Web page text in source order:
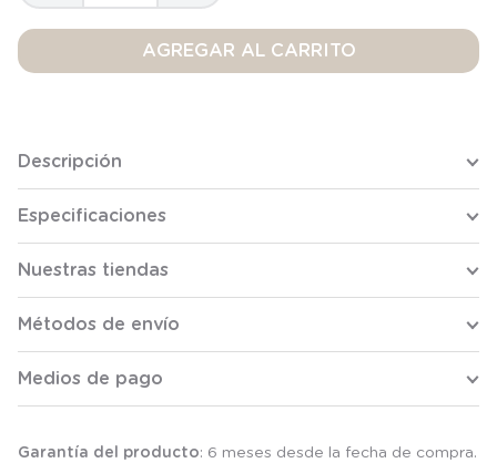
AGREGAR AL CARRITO
Descripción
Especificaciones
Nuestras tiendas
Métodos de envío
Medios de pago
Garantía del producto: 6 meses desde la fecha de compra.